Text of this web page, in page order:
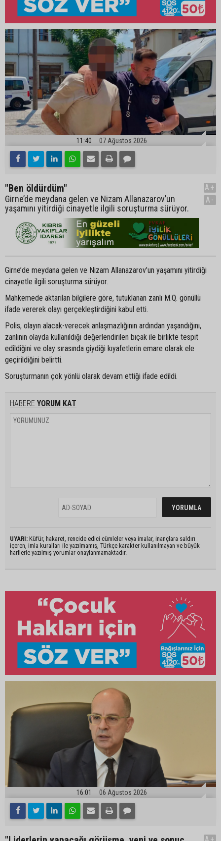
11:40 07 Ağustos 2026
"Ben öldürdüm"
Girne’de meydana gelen ve Nizam Allanazarov’un
yaşamını yitirdiği cinayetle ilgili soruşturma sürüyor.
A+
A-
Girne’de meydana gelen ve Nizam Allanazarov’un yaşamını yitirdiği
cinayetle ilgili soruşturma sürüyor.
Mahkemede aktarılan bilgilere göre, tutuklanan zanlı M.Q. gönüllü
ifade vererek olayı gerçekleştirdiğini kabul etti.
Polis, olayın alacak-verecek anlaşmazlığının ardından yaşandığını,
zanlının olayda kullanıldığı değerlendirilen bıçak ile birlikte tespit
edildiğini ve olay sırasında giydiği kıyafetlerin emare olarak ele
geçirildiğini belirtti.
Soruşturmanın çok yönlü olarak devam ettiği ifade edildi.
HABERE YORUM KAT
UYARI: Küfür, hakaret, rencide edici cümleler veya imalar, inançlara saldırı
içeren, imla kuralları ile yazılmamış, Türkçe karakter kullanılmayan ve büyük
harflerle yazılmış yorumlar onaylanmamaktadır.
16:01 06 Ağustos 2026